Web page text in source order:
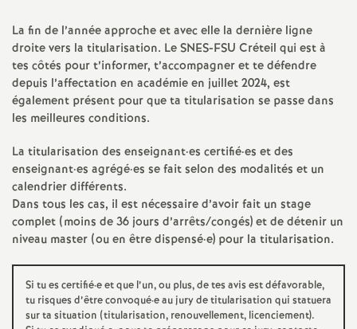
i
o
n
a
l
d
e
s
La fin de l’année approche et avec elle la dernière ligne
droite vers la titularisation. LeSNES-FSU Créteil qui est à
tes côtés pour t’informer, t’accompagner et te défendre
depuis l’affectation en académie en juillet 2024, est
également présent pour que ta titularisation se passe dans
les meilleures conditions.
La titularisation des enseignant·es certifié·es et des
enseignant·es agrégé·es se fait selon des modalités et un
calendrier différents.
Dans tous les cas, il est nécessaire d’avoir fait un stage
complet (moins de 36 jours d’arrêts/congés) et de détenir un
niveau master (ou en être dispensé·e) pour la titularisation.
Si tu es certifié·e et que l’un, ou plus, de tes avis est défavorable,
tu risques d’être convoqué·e au jury de titularisation qui statuera
sur ta situation (titularisation, renouvellement, licenciement).